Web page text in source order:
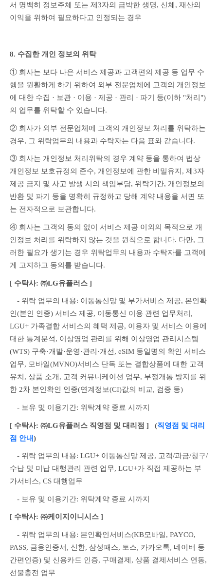
서 명백히 정보주체 또는 제3자의 급박한 생명, 신체, 재산의
이익을 위하여 필요하다고 인정되는 경우
8. 수집한 개인 정보의 위탁
① 회사는 보다 나은 서비스 제공과 고객편의 제공 등 업무 수
행을 원활하게 하기 위하여 외부 전문업체에 고객의 개인정보
에 대한 수집 · 보관 · 이용 · 제공 · 관리 · 파기 등(이하 "처리")
의 업무를 위탁할 수 있습니다.
② 회사가 외부 전문업체에 고객의 개인정보 처리를 위탁하는
경우, 그 위탁업무의 내용과 수탁자는 다음 표와 같습니다.
③ 회사는 개인정보 처리위탁의 경우 계약 등을 통하여 법상
개인정보 보호규정의 준수, 개인정보에 관한 비밀유지, 제3자
제공 금지 및 사고 발생 시의 책임부담, 위탁기간, 개인정보의
반환 및 파기 등을 명확히 규정하고 당해 계약 내용을 서면 또
는 전자적으로 보관합니다.
④ 회사는 고객의 동의 없이 서비스 제공 이외의 목적으로 개
인정보 처리를 위탁하지 않는 것을 원칙으로 합니다. 다만, 그
러한 필요가 생기는 경우 위탁업무의 내용과 수탁자를 고객에
게 고지하고 동의를 받습니다.
[ 수탁사: ㈜LG유플러스 ]
- 위탁 업무의 내용: 이동통신망 및 부가서비스 제공, 본인확
인(본인 인증) 서비스 제공, 이동통신 이용 관련 업무처리,
LGU+ 가족결합 서비스의 혜택 제공, 이용자 및 서비스 이용에
대한 통계분석, 이상영업 관리를 위해 이상영업 관리시스템
(WTS) 구축·개발·운영·관리·개선, eSIM 동일명의 확인 서비스
업무, 모바일(MVNO)서비스 단독 또는 결합상품에 대한 고객
유치, 상품 소개, 고객 커뮤니케이션 업무, 부정개통 방지를 위
한 2차 본인확인 인증(연계정보(CI)값의 비교, 검증 등)
- 보유 및 이용기간: 위탁계약 종료 시까지
[ 수탁사: ㈜LG유플러스 직영점 및 대리점 ]
   (
직영점 및 대리
점 안내)
- 위탁 업무의 내용: LGU+ 이동통신망 제공, 고객/과금/청구/
수납 및 미납 대행관리 관련 업무, LGU+가 직접 제공하는 부
가서비스, CS 대행업무
- 보유 및 이용기간: 위탁계약 종료 시까지
[ 수탁사: ㈜케이지이니시스 ]
- 위탁 업무의 내용: 본인확인서비스(KB모바일, PAYCO,
PASS, 금융인증서, 신한, 삼성패스, 토스, 카카오톡, 네이버 등
간편인증) 및 신용카드 인증, 구매결제, 상품 결제서비스 연동,
선불충전 업무